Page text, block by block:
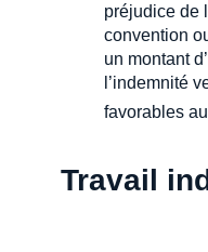
préjudice de
convention
un montant
l’indemnité
favorables
Travail